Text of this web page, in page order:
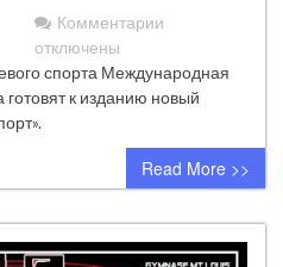
Комментарии
Журнал
«Гиревой
отключены
спорта Международная
к изданию новый
Read More >>